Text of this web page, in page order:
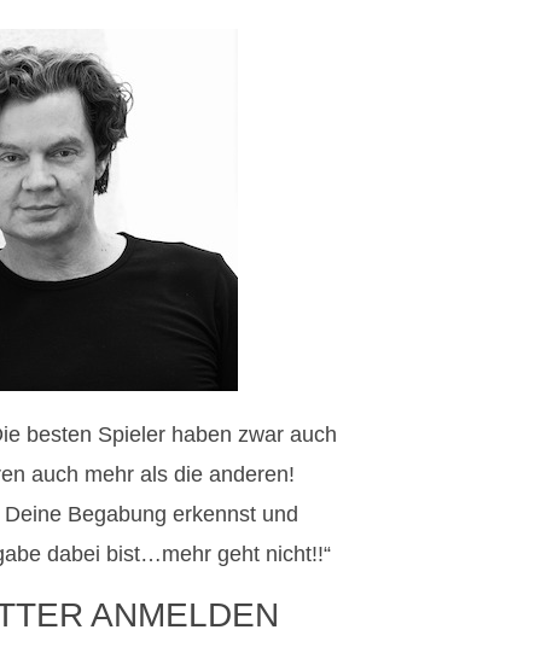
besten Spieler haben zwar auch
auch mehr als die anderen!
Begabung erkennst und
dabei bist…mehr geht nicht!!“
ANMELDEN